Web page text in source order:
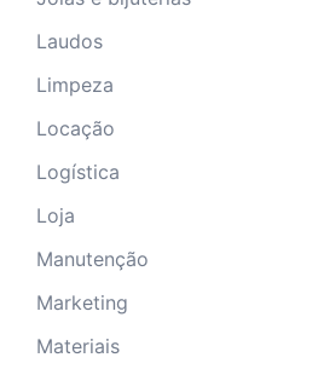
Laudos
Limpeza
Locação
Logística
Loja
Manutenção
Marketing
Materiais